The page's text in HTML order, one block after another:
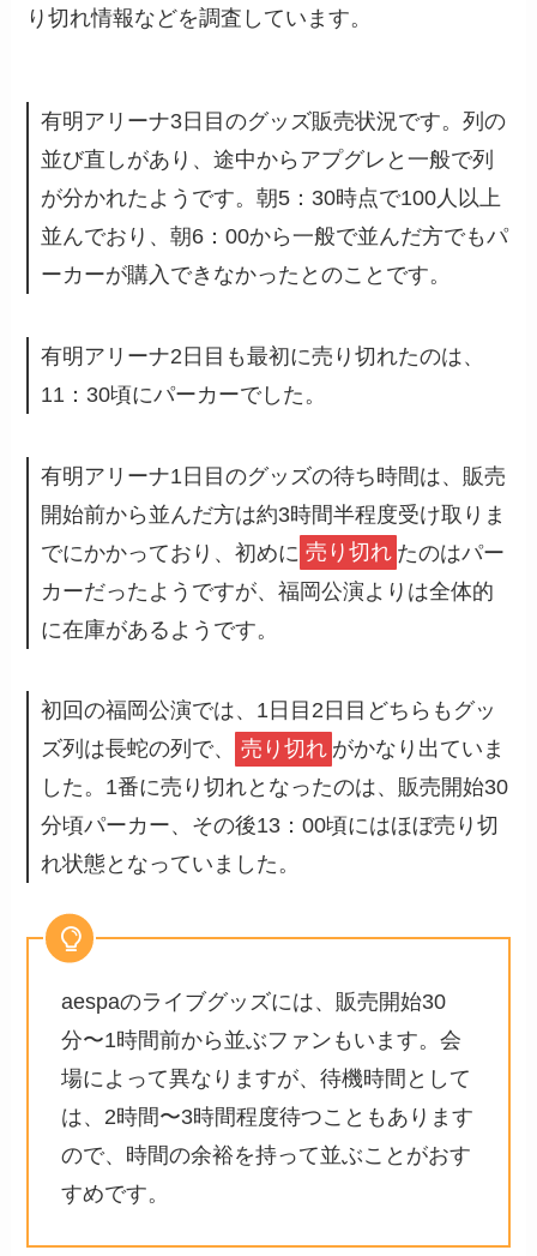
り切れ情報などを調査しています。
有明アリーナ3日目のグッズ販売状況です。列の
並び直しがあり、途中からアプグレと一般で列
が分かれたようです。朝5：30時点で100人以上
並んでおり、朝6：00から一般で並んだ方でもパ
ーカーが購入できなかったとのことです。
有明アリーナ2日目も最初に売り切れたのは、
11：30頃にパーカーでした。
有明アリーナ1日目のグッズの待ち時間は、販売
開始前から並んだ方は約3時間半程度受け取りま
でにかかっており、初めに 売り切れ たのはパー
カーだったようですが、福岡公演よりは全体的
に在庫があるようです。
初回の福岡公演では、1日目2日目どちらもグッ
ズ列は長蛇の列で、
売り切れ がかなり出ていま
した。1番に売り切れとなったのは、販売開始30
分頃パーカー、その後13：00頃にはほぼ売り切
れ状態となっていました。
aespaのライブグッズには、販売開始30
分〜1時間前から並ぶファンもいます。会
場によって異なりますが、待機時間として
は、2時間〜3時間程度待つこともあります
ので、時間の余裕を持って並ぶことがおす
すめです。